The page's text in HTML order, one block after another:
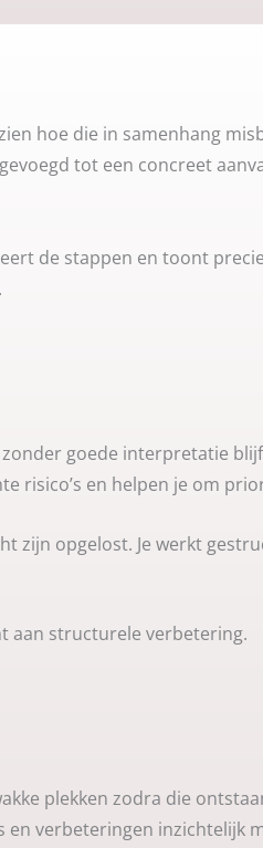
hoe die in samenhang
tot een concreet
de stappen en toont
goede interpretatie
risico’s en helpen je om
zijn opgelost. Je werkt
aan structurele verbetering.
plekken zodra die
verbeteringen inzichtelijk